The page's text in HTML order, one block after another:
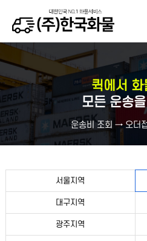
퀵에서 화
모든 운송
운송비 조회 → 오더
서울지역
대구지역
광주지역